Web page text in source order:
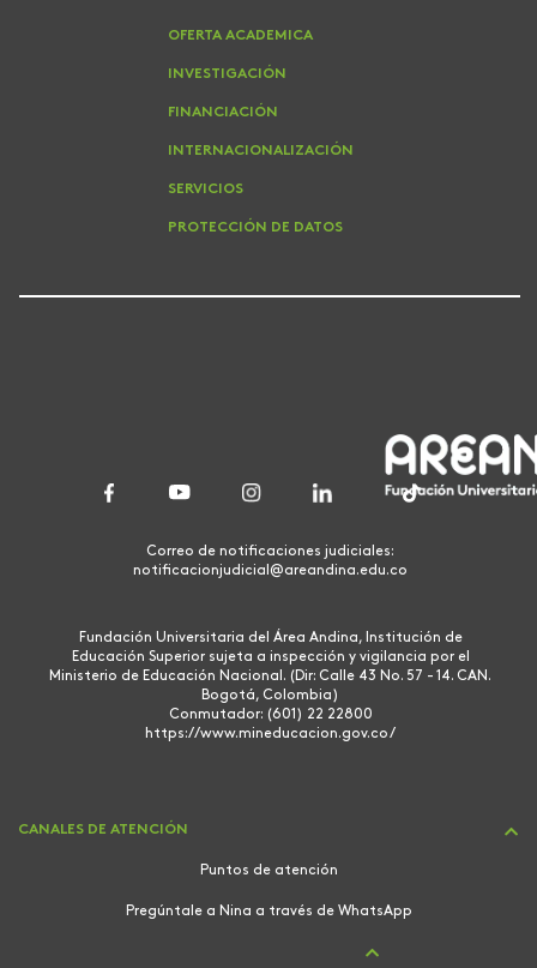
OFERTA ACADEMICA
INVESTIGACIÓN
FINANCIACIÓN
INTERNACIONALIZACIÓN
SERVICIOS
PROTECCIÓN DE DATOS
Correo de notificaciones judiciales:
notificacionjudicial@areandina.edu.co
Fundación Universitaria del Área Andina, Institución de
Educación Superior sujeta a inspección y vigilancia por el
Ministerio de Educación Nacional. (Dir: Calle 43 No. 57 - 14. CAN.
Bogotá, Colombia)
Conmutador: (601) 22 22800
https://www.mineducacion.gov.co/
CANALES DE ATENCIÓN
Puntos de atención
Pregúntale a Nina a través de WhatsApp